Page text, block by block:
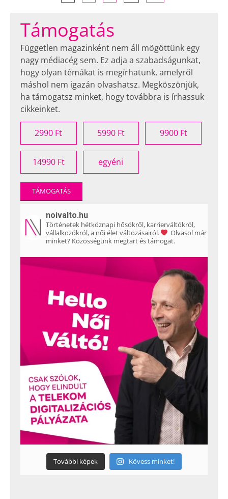
Támogatás
Független magazinként nem áll mögöttünk egy
nagy médiacég sem. Ez adja a szabadságunkat,
hogy olyan témákat is megírhatunk, amelyről
máshol nem igazán olvashatsz. Megköszönjük,
ha támogatsz minket, hogy továbbra is írhassuk
cikkeinket.
2990 Ft 5990 Ft 9900 Ft
14990 Ft egyéni
TÁMOGATÁS
noivalto.hu
Történetek hétköznapi hősökről, karrierváltókról,
vállalkozókról, a női élet változásairól.
Olvasol már
minket? Közösségünk megtart és támogat.
További képek Kövess minket!